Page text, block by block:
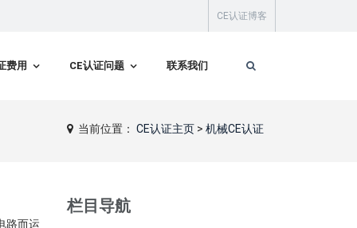
CE认证博客
费用 CE认证问题 联系我们
当前位置： CE认证主页 > 机械CE认证
路而运
栏目导航